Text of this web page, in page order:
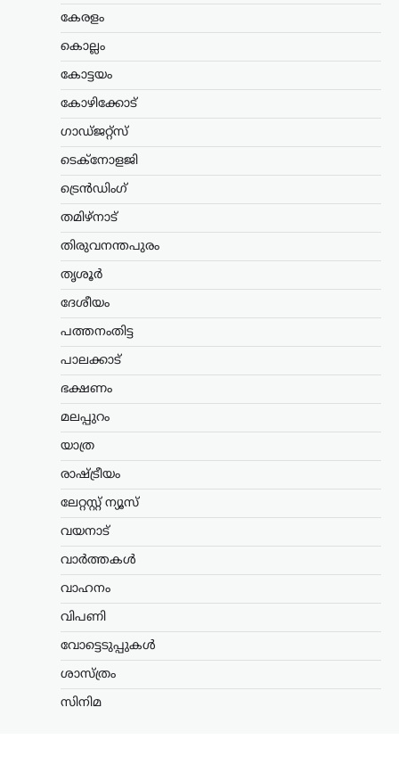
കേരളം
കൊല്ലം
കോട്ടയം
കോഴിക്കോട്
ഗാഡ്ജറ്റ്സ്
ടെക്നോളജി
ട്രെൻഡിംഗ്
തമിഴ്നാട്
തിരുവനന്തപുരം
തൃശൂർ
ദേശീയം
പത്തനംതിട്ട
പാലക്കാട്
ഭക്ഷണം
മലപ്പുറം
യാത്ര
രാഷ്ട്രീയം
ലേറ്റസ്റ്റ് ന്യൂസ്
വയനാട്
വാർത്തകൾ
വാഹനം
വിപണി
വോട്ടെടുപ്പുകൾ
ശാസ്ത്രം
സിനിമ
മുന്നോട്ടുപോകാൻ ഇറാൻ
കായികം
വൈഭവ് സൂര്യവംശിയുടെ
പ്രായത്തെക്കുറിച്ച് വിദേശ
ക്രിക്കറ്റ്
ആരാധകർക്കിടയിൽ
ഇപ്പോഴും സംശയങ്ങൾ
നിലനിൽക്കുന്നു: ബ്രെറ്റ് ലീ
ഇന്ത്യൻ ക്രിക്കറ്റിലെ കൗമാരതാരം
വൈഭവ് സൂര്യവംശിയുടെ
ആരാധകർക്കിടയിൽ ഇപ്പോഴും
മുൻ ഓസ്ട്രേലിയൻ പേസർ ബ്രെറ്റ് ലീ.
എന്നാൽ താരത്തിന്റെ പ്രായത്തെ…
വന്ദേമാതരം മുഴുവനായി
മന്ത്രി കെ. മുരളീധരൻ
ന്യൂസ് ഡെസ്ക്
ഓഗസ്റ്റ്‌ 9, 2026
സ്വാതന്ത്ര്യദിനാഘോഷങ്ങളുടെ ഭാഗമായി
പൂർണമായും ആലപിക്കണമെന്ന ചീഫ്
സെക്രട്ടറിയുടെ സർക്കുലറിനെതിരെ
സർക്കാർ പ്രോട്ടോക്കോൾ കേരളത്തിൽ
ട്രെൻഡിംഗ്,തമിഴ്നാട്,വാർത്തകൾ